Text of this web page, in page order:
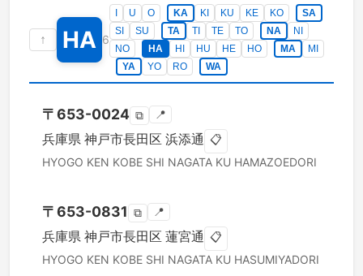
↑ HA 6
U O KA KI KU KE KO
SA
SI
SU TA TI TE TO NA
NI
NO
HA HI HU HE HO MA
MI
YA
YO RO WA
〒653-0024 ⧉ 📍
兵庫県 神戸市長田区 浜添通 📋
HYOGO KEN KOBE SHI NAGATA KU HAMAZOEDORI
〒653-0831 ⧉ 📍
兵庫県 神戸市長田区 蓮宮通 📋
HYOGO KEN KOBE SHI NAGATA KU HASUMIYADORI